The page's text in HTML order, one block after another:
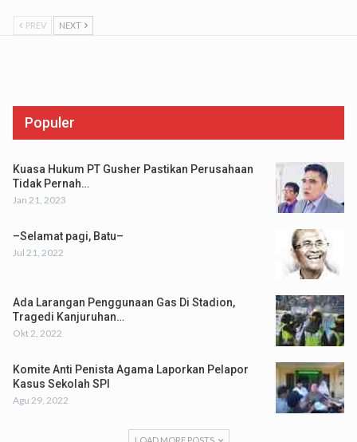
PREV NEXT
Populer
Kuasa Hukum PT Gusher Pastikan Perusahaan
Tidak Pernah…
Jan 21, 2023
–Selamat pagi, Batu–
Jul 21, 2022
Ada Larangan Penggunaan Gas Di Stadion,
Tragedi Kanjuruhan…
Okt 2, 2022
Komite Anti Penista Agama Laporkan Pelapor
Kasus Sekolah SPI
Agu 29, 2022
LOAD MORE POSTS